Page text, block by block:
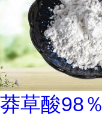
莽草酸98％